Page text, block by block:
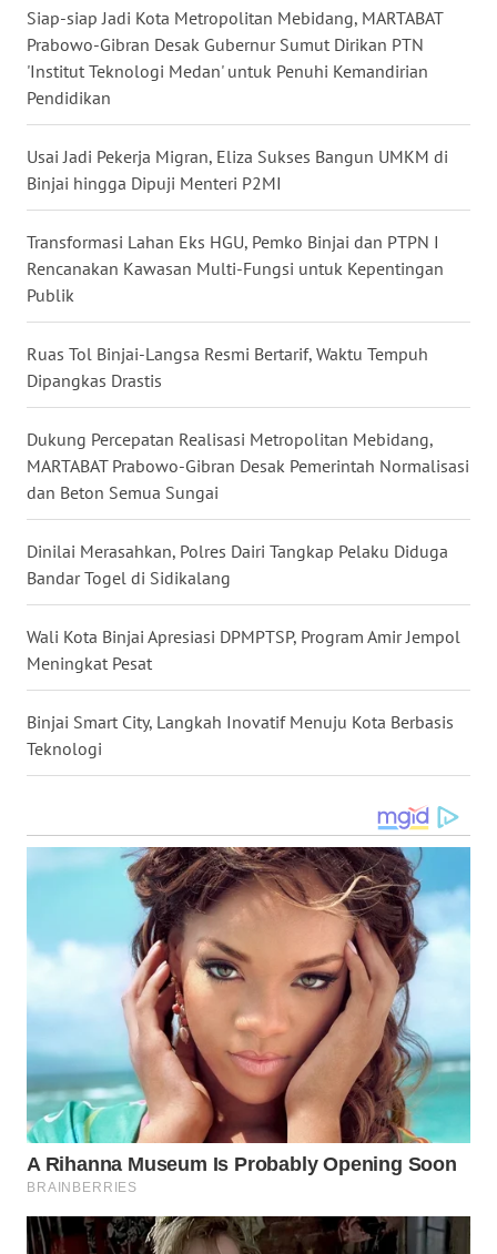
Siap-siap Jadi Kota Metropolitan Mebidang, MARTABAT
Prabowo-Gibran Desak Gubernur Sumut Dirikan PTN
'Institut Teknologi Medan' untuk Penuhi Kemandirian
Pendidikan
Usai Jadi Pekerja Migran, Eliza Sukses Bangun UMKM di
Binjai hingga Dipuji Menteri P2MI
Transformasi Lahan Eks HGU, Pemko Binjai dan PTPN I
Rencanakan Kawasan Multi-Fungsi untuk Kepentingan
Publik
Ruas Tol Binjai-Langsa Resmi Bertarif, Waktu Tempuh
Dipangkas Drastis
Dukung Percepatan Realisasi Metropolitan Mebidang,
MARTABAT Prabowo-Gibran Desak Pemerintah Normalisasi
dan Beton Semua Sungai
Dinilai Merasahkan, Polres Dairi Tangkap Pelaku Diduga
Bandar Togel di Sidikalang
Wali Kota Binjai Apresiasi DPMPTSP, Program Amir Jempol
Meningkat Pesat
Binjai Smart City, Langkah Inovatif Menuju Kota Berbasis
Teknologi
GORONTALO
WN
SULUT
WN
MALUKU
WN
MALUT
WN
DAIRI
WN
DANAU
TOBA
WN
SELATAN
LESUNG
SIMALUNGUN
WN
LABUHANBATU
WN
TAPANULI
TENGAH
WN DELI